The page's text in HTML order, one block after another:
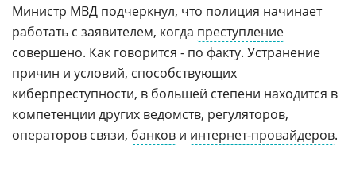
Министр МВД подчеркнул, что полиция начинает
работать с заявителем, когда преступление
совершено. Как говорится - по факту. Устранение
причин и условий, способствующих
киберпреступности, в большей степени находится в
компетенции других ведомств, регуляторов,
операторов связи, банков и интернет-провайдеров.